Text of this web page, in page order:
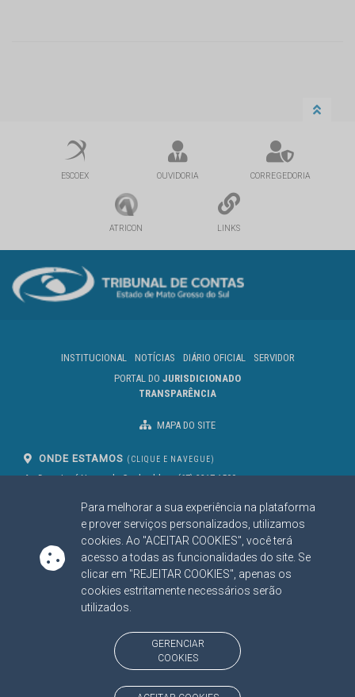
Para melhorar a sua experiência na plataforma
e prover serviços personalizados, utilizamos
cookies. Ao "ACEITAR COOKIES", você terá
acesso a todas as funcionalidades do site. Se
clicar em "REJEITAR COOKIES", apenas os
cookies estritamente necessários serão
utilizados.
GERENCIAR
COOKIES
ESCOEX OUVIDORIA CORREGEDORIA
ATRICON LINKS
INSTITUCIONAL NOTÍCIAS DIÁRIO OFICIAL
SERVIDOR
PORTAL DO JURISDICIONADO
TRANSPARÊNCIA
MAPA DO SITE
ONDE ESTAMOS (CLIQUE E NAVEGUE)
Av. Des. José Nunes da Cunha, bloco
Campo Grande/MS
CEP: 79031-310
(67) 3317-1500
SIGA NOSSAS REDES SOCIAIS
Linked InYoutube
Facebook
X
BAIXE NOSSO APLICATIVO